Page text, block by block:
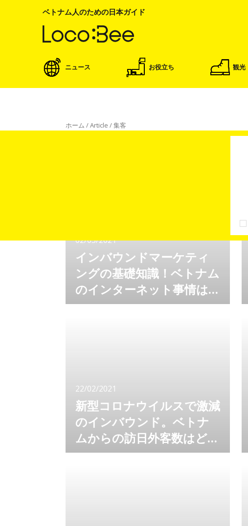
ベトナム人のための日本ガイド
ニュース お役立ち 観光
ホーム /Article /集客
02/03/2021
インバウンドマーケティ
ングの基礎知識！ベトナム
のインターネット事情は
どうなっている？
ベトナム向けのマーケティングを行う上で、知
事情はどうなっているの
22/02/2021
新型コロナウイルスで激減
のインバウンド。ベトナ
ムからの訪日外客数はどう
なっている？
アフターコロナに向けたビジネスを考えるに